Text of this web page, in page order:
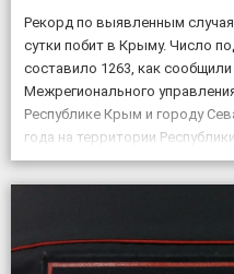
Рекорд по выявленным
сутки побит в Крыму. Число
составило 1263, как
Межрегионального
Республике Крым и городу
года на территории
случая новой
положительных на COVID-19»,